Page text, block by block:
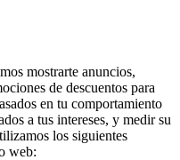
mostrarte anuncios,
de descuentos para
en tu comportamiento
a tus intereses, y medir su
los siguientes
web: